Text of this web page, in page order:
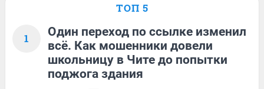
ТОП 5
1
Один переход по ссылке изменил
всё. Как мошенники довели
школьницу в Чите до попытки
поджога здания